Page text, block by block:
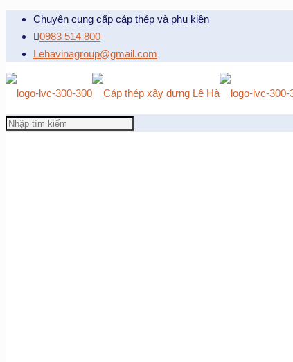
Chuyên cung cấp cáp thép và phụ kiện
0983 514 800
Lehavinagroup@gmail.com